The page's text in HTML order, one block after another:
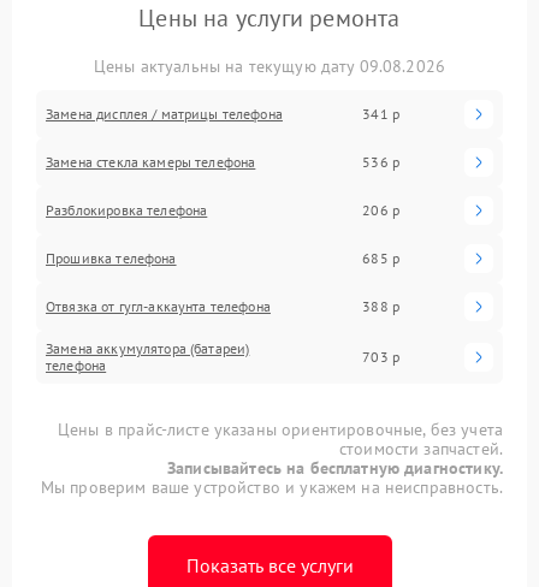
Цены на услуги ремонта
Цены актуальны на текущую дату 09.08.2026
Замена дисплея / матрицы телефона 341 р
Замена стекла камеры телефона 536 р
Разблокировка телефона 206 р
Прошивка телефона 685 р
Отвязка от гугл-аккаунта телефона 388 р
Замена аккумулятора (батареи)
телефона
703 р
Цены в прайс-листе указаны ориентировочные, без учета
стоимости запчастей.
Записывайтесь на бесплатную диагностику.
Мы проверим ваше устройство и укажем на неисправность.
Показать все услуги